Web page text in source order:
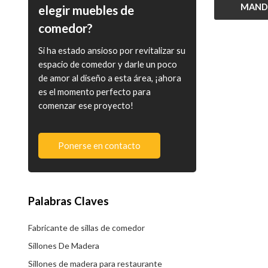
elegir muebles de
comedor?
Si ha estado ansioso por revitalizar su
espacio de comedor y darle un poco
de amor al diseño a esta área, ¡ahora
es el momento perfecto para
comenzar ese proyecto!
Ponerse en contacto
Palabras Claves
Fabricante de sillas de comedor
Sillones De Madera
Sillones de madera para restaurante